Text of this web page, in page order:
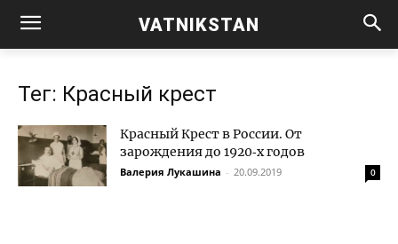
VATNIKSTAN
Тег: Красный крест
Красный Крест в России. От
зарождения до 1920‑х годов
Валерия Лукашина - 20.09.2019 0